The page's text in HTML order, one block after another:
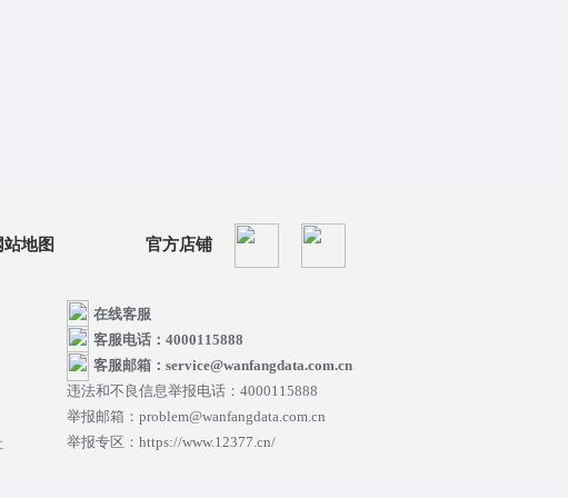
站地图 官方店铺
在线客服
客服电话：4000115888
客服邮箱：service@wanfangdata.com.cn
违法和不良信息举报电话：4000115888
举报邮箱：problem@wanfangdata.com.cn
举报专区：https://www.12377.cn/